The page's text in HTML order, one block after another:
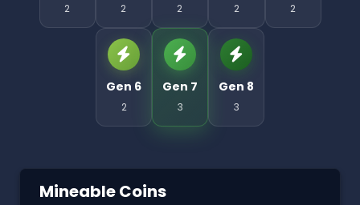
2 2 2 2 2
Gen 6
2
Gen 7
3
Gen 8
3
Mineable Coins